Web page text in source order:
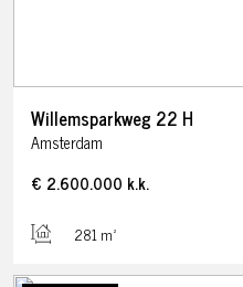
Willemsparkweg 22 H
Amsterdam
€ 2.600.000 k.k.
281 m²